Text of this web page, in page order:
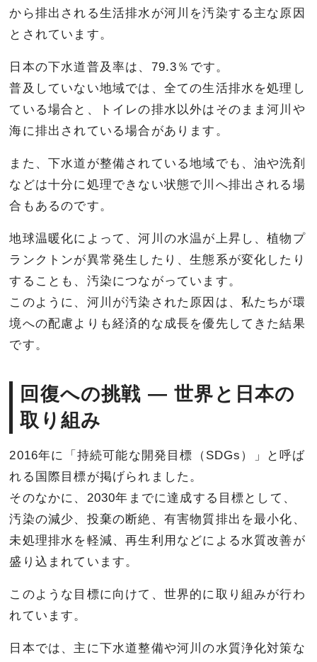
から排出される生活排水が河川を汚染する主な原因
とされています。
日本の下水道普及率は、79.3％です。
普及していない地域では、全ての生活排水を処理し
ている場合と、トイレの排水以外はそのまま河川や
海に排出されている場合があります。
また、下水道が整備されている地域でも、油や洗剤
などは十分に処理できない状態で川へ排出される場
合もあるのです。
地球温暖化によって、河川の水温が上昇し、植物プ
ランクトンが異常発生したり、生態系が変化したり
することも、汚染につながっています。
このように、河川が汚染された原因は、私たちが環
境への配慮よりも経済的な成長を優先してきた結果
です。
回復への挑戦 ― 世界と日本の
取り組み
2016年に「持続可能な開発目標（SDGs）」と呼ば
れる国際目標が掲げられました。
そのなかに、2030年までに達成する目標として、
汚染の減少、投棄の断絶、有害物質排出を最小化、
未処理排水を軽減、再生利用などによる水質改善が
盛り込まれています。
このような目標に向けて、世界的に取り組みが行わ
れています。
日本では、主に下水道整備や河川の水質浄化対策な